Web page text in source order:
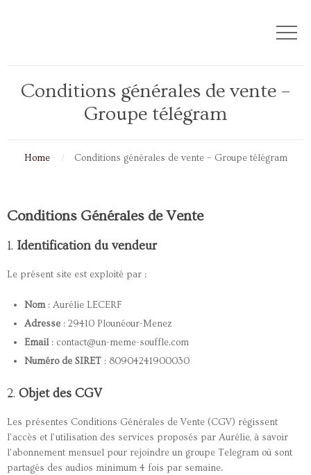
Conditions générales de vente –
Groupe télégram
Home Conditions générales de vente – Groupe télégram
Conditions Générales de Vente
1. Identification du vendeur
Le présent site est exploité par :
Nom: Aurélie LECERF
Adresse : 29410 Plounéour-Menez
Email: contact@un-meme-souffle.com
Numéro de SIRET : 80904241900030
2. Objet des CGV
Les présentes Conditions Générales de Vente (CGV) régissent
l’accès et l’utilisation des services proposés par Aurélie, à savoir
l’abonnement mensuel pour rejoindre un groupe Telegram où sont
partagés des audios minimum 4 fois par semaine.